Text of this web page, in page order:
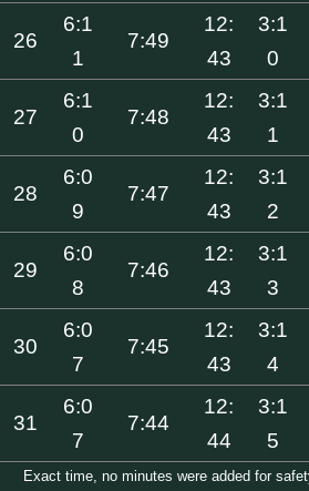
26
6:1
1
7:49
12:
43
3:1
0
27
6:1
0
7:48
12:
43
3:1
1
28
6:0
9
7:47
12:
43
3:1
2
29
6:0
8
7:46
12:
43
3:1
3
30
6:0
7
7:45
12:
43
3:1
4
31
6:0
7
7:44
12:
44
3:1
5
Exact time, no minutes were added for